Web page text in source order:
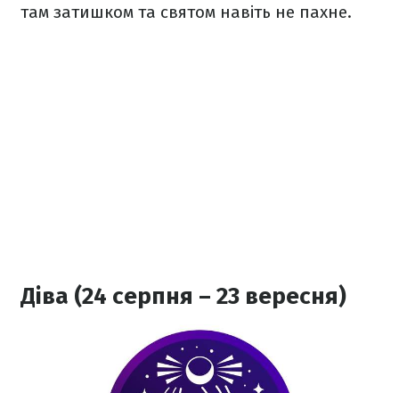
там затишком та святом навіть не пахне.
Діва (24 серпня – 23 вересня)